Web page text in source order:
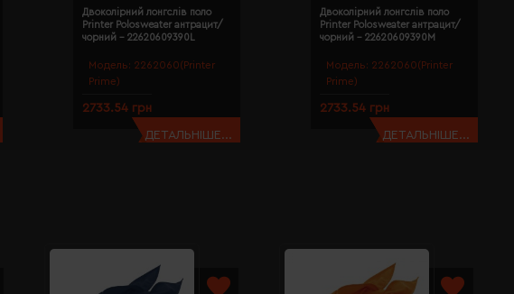
Модель: 2262060(Printer
Prime)
Двоколірний лонгслів поло
Printer Polosweater антрацит/
чорний - 22620609390L
2733.54 грн
ДЕТАЛЬНІШЕ...
Модель: 2262060(Printer
Prime)
Двоколірний лонгслів поло
Printer Polosweater антрацит/
чорний - 22620609390M
2733.54 грн
ДЕТАЛЬНІШЕ...